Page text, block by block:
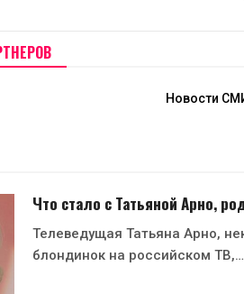
Новости
Что стало с Татьяной Арно,
Телеведущая Татьяна Арно,
блондинок на российском ТВ,…